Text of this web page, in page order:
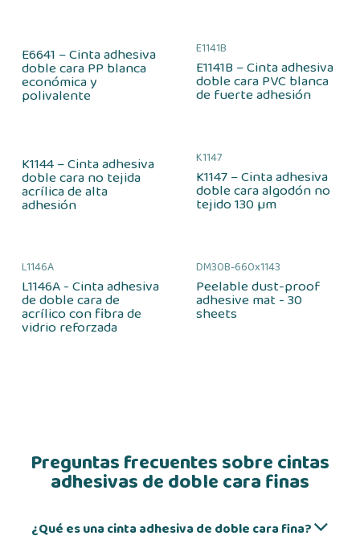
E6641 – Cinta adhesiva
doble cara PP blanca
económica y
polivalente
E1141B
E1141B – Cinta adhesiva
doble cara PVC blanca
de fuerte adhesión
K1144 – Cinta adhesiva
doble cara no tejida
acrílica de alta
adhesión
K1147
K1147 – Cinta adhesiva
doble cara algodón no
tejido 130 µm
L1146A
L1146A - Cinta adhesiva
de doble cara de
acrílico con fibra de
vidrio reforzada
DM30B-660x1143
Peelable dust-proof
adhesive mat - 30
sheets
Preguntas frecuentes sobre cintas
adhesivas de doble cara finas
¿Qué es una cinta adhesiva de doble cara fina?